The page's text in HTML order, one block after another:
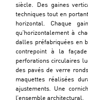
siècle. Des gaines
techniques tout en
horizontal. Chaque
qu’horizontalement à
dalles préfabriquées en
contrepoint à la
perforations circulaires
des pavés de verre
maquettes réalisées
ajustements. Une
l’ensemble architectural.